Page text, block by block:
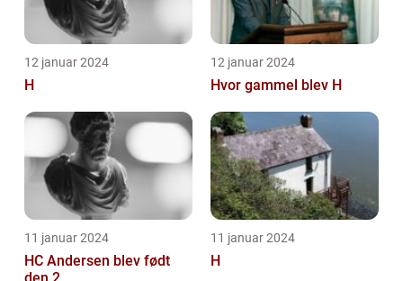
12 januar 2024
H
12 januar 2024
Hvor gammel blev H
11 januar 2024
HC Andersen blev født
11 januar 2024
H